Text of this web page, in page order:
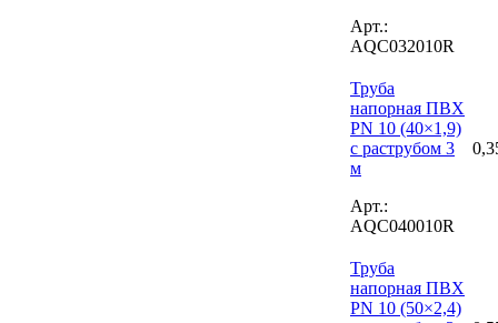
Арт.:
AQC032010R
Труба
напорная ПВХ
PN 10 (40×1,9)
с раструбом 3
м
Арт.:
AQC040010R
Труба
напорная ПВХ
PN 10 (50×2,4)